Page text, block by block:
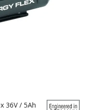
36V / 5Ah